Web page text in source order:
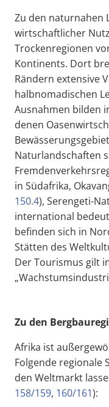
Zu den naturnahen
wirtschaftlicher
Trockenregionen
Kontinents. Dort
Rändern extensive
halbnomadischen
Ausnahmen bilden
denen
Naturlandschaften
in Südafrika,
150.4), Serengeti-
international
befinden sich in
Stätten des
Der Tourismus gilt
Zu den
Afrika ist
Folgende regionale
den Weltmarkt
158/159, 160/161):